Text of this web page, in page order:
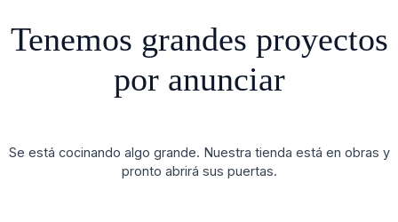
Tenemos grandes proyectos
por anunciar
Se está cocinando algo grande. Nuestra tienda está en obras y
pronto abrirá sus puertas.